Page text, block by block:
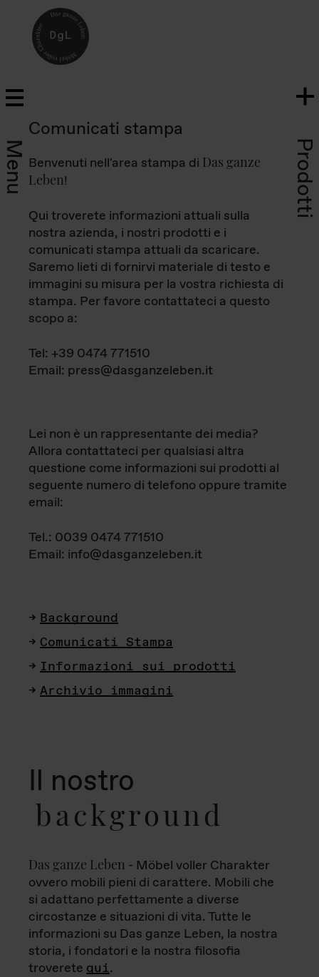
Menu Prodotti
Comunicati stampa
Benvenuti nell'area stampa di Das ganze
Leben!
Qui troverete informazioni attuali sulla
nostra azienda, i nostri prodotti e i
comunicati stampa attuali da scaricare.
Saremo lieti di fornirvi materiale di testo e
immagini su misura per la vostra richiesta di
stampa. Per favore contattateci a questo
scopo a:
Tel: +39 0474 771510
Email: press@dasganzeleben.it
Lei non è un rappresentante dei media?
Allora contattateci per qualsiasi altra
questione come informazioni sui prodotti al
seguente numero di telefono oppure tramite
email:
Tel.: 0039 0474 771510
Email: info@dasganzeleben.it
Background
Comunicati Stampa
Informazioni sui prodotti
Archivio immagini
Il nostro
background
Das ganze Leben - Möbel voller Charakter
ovvero mobili pieni di carattere. Mobili che
si adattano perfettamente a diverse
circostanze e situazioni di vita. Tutte le
informazioni su Das ganze Leben, la nostra
storia, i fondatori e la nostra filosofia
troverete qui.